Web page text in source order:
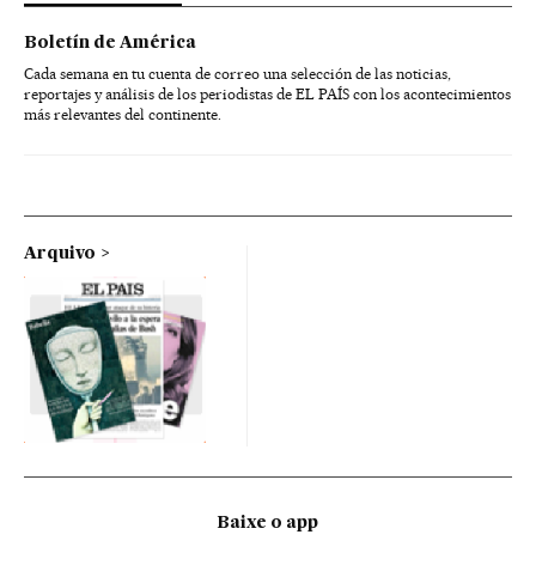
Boletín de América
Cada semana en tu cuenta de correo una selección de las noticias,
reportajes y análisis de los periodistas de EL PAÍS con los acontecimientos
más relevantes del continente.
Arquivo
Baixe o app